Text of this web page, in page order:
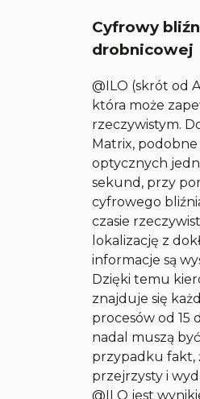
Cyfrowy
drobnicowej
@ILO (skrót od
która może
rzeczywistym.
Matrix,
optycznych
sekund, przy
cyfrowego
czasie
lokalizację z
informacje są
Dzięki temu
znajduje się
procesów od 15
nadal muszą
przypadku fakt,
przejrzysty i
@ILO jest